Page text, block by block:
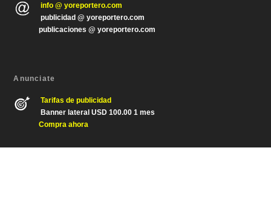
info @ yoreportero.com
publicidad @ yoreportero.com
publicaciones @ yoreportero.com
Anunciate
Tarifas de publicidad
Banner lateral USD 100.00 1 mes
Compra ahora